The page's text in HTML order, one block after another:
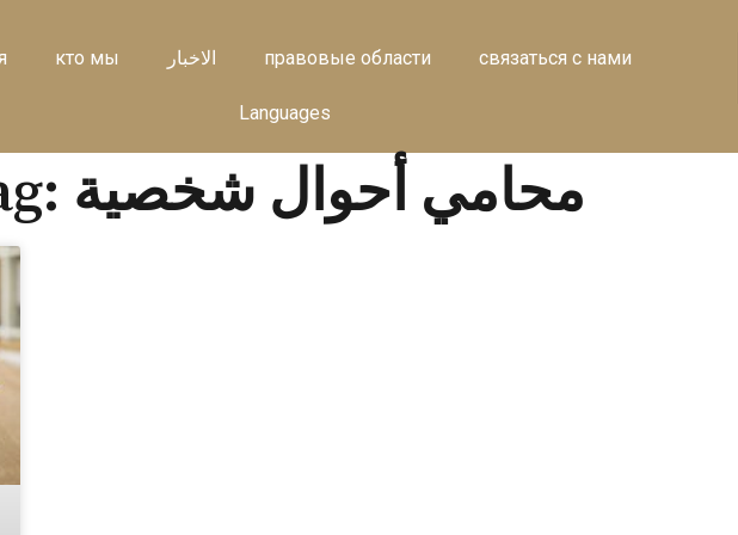
кто мы الاخبار правовые области связаться с нами
Languages
Tag: محامي أحوال شخصية